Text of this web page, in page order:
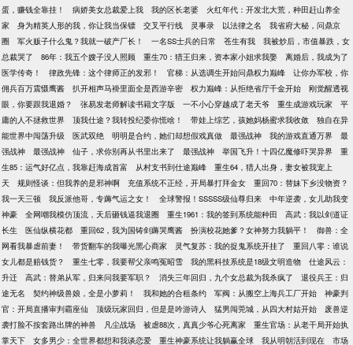
蛋，赚钱全靠挂！
病娇美女总裁爱上我 我的区长老婆
火红年代：开发北大荒，种田赶山养全
家
身为精英人形的我，你让我当保镖 交叉平行线 灵事录 以法律之名
我省府大秘，问鼎京
圈
军火贩子什么鬼？我就一破产厂长！ 一名SS士兵的日常 苍生有我
我被炒后，市值暴跌，女
总裁哭了
86年：我五个嫂子没人照顾 重生70：猎王归来，资本家小姐求我娶
离婚后，我成为了
医学传奇！
律政先锋：这个律师正的发邪！ 官梯：从选调生开始问鼎权力巅峰
让你办军校，你
佣兵百万震慑鹰酱
扒开相声马褂里面全是西游辛密 权力巅峰：从拒绝省厅千金开始
刚觉醒透视
眼，你要跟我退婚？
张易发老师解读书籍文字版 一不小心穿越成了老天爷 重生成游戏玩家
平
庸的人不拯救世界
顶我仕途？我转投纪委你慌啥！ 带娃上综艺，孩她妈杨蜜求我收敛
独自在异
能世界中闯荡升级
医武双绝 明明是合约，她们却想假戏真做 最强战神 我的游戏直通万界
最
强战神
最强战神 仙子，求你别再从书里出来了 最强战神 举国飞升！十四亿魔修吓哭异界
重
生85：运气好亿点，我靠赶海成首富
从村支书到仕途巅峰
重生64，猎人出身，妻女被我宠上
天
规则怪谈：但我养的是邪神啊 充值系统不正经，开局暴打拜金女
重回70：替妹下乡没物资？
我一天三顿
我反派他哥，专薅气运之女！ 全球警报！SSSSS级仙尊归来
中年逆袭，女儿助我变
神豪
全网嘲我模仿顶流，天后砸钱逼我退圈 重生1961：我的签到系统能种田
高武：我以剑道证
长生
医仙纵横花都 重回62，我为国铸剑薅哭鹰酱 扮演校花她爹？女神努力我躺平！
御兽：全
网看我暴虐前妻！
带货翻车的我曝光黑心商家 灵气复苏：我的捉鬼系统开挂了
重回八零：谁说
女儿都是赔钱货？
重生七零，我要帮父亲鸣冤昭雪 我的黑科技系统是18级文明造物
仕途风云：
升迁
高武：替弟从军，归来问我要军职？ 消失三年回归，九个女总裁为我杀疯了
退役兵王：归
途无名
契约神级兽娘，全是小萝莉！ 我和她的合租条约 军阀：从搬空上海兵工厂开始
神豪判
官：开局直播审判霸座仙
顶级玩家回归，但是是吟游诗人 猛男闯莞城，从四大村姑开始
废兽逆
袭打脸不按套路出牌的神兽
凡尘战场 被虐88次，真真少爷心死离家
重生官场：从老干局开始执
掌天下
女多男少：全世界都想和我谈恋爱 重生神豪系统让我躺赢全球 我从明朝活到现在 市场